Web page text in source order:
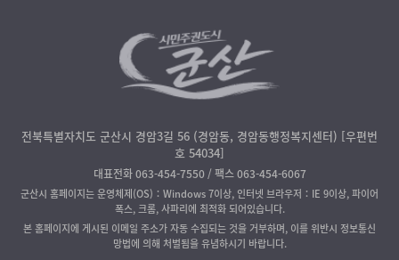
전북특별자치도 군산시 경암3길 56 (경암동, 경암동행정복지센터) [우편번
호 54034]
대표전화 063-454-7550 / 팩스 063-454-6067
군산시 홈페이지는 운영체제(OS)：Windows 7이상, 인터넷 브라우저：IE 9이상, 파이어
폭스, 크롬, 사파리에 최적화 되어있습니다.
본 홈페이지에 게시된 이메일 주소가 자동 수집되는 것을 거부하며, 이를 위반시 정보통신
망법에 의해 처벌됨을 유념하시기 바랍니다.